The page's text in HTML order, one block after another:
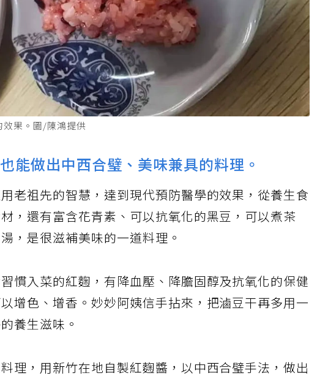
果。圖/陳鴻提供
也能做出中西合璧、美味兼具的料理。
老祖先的智慧，達到現代預防醫學的效果，從養生食
，還有富含花青素、可以抗氧化的黑豆，可以煮茶
，是很滋補美味的一道料理。
慣入菜的紅麴，有降血壓、降膽固醇及抗氧化的保健
增色、增香。妙妙阿姨信手拈來，把滷豆干再多用一
養生滋味。